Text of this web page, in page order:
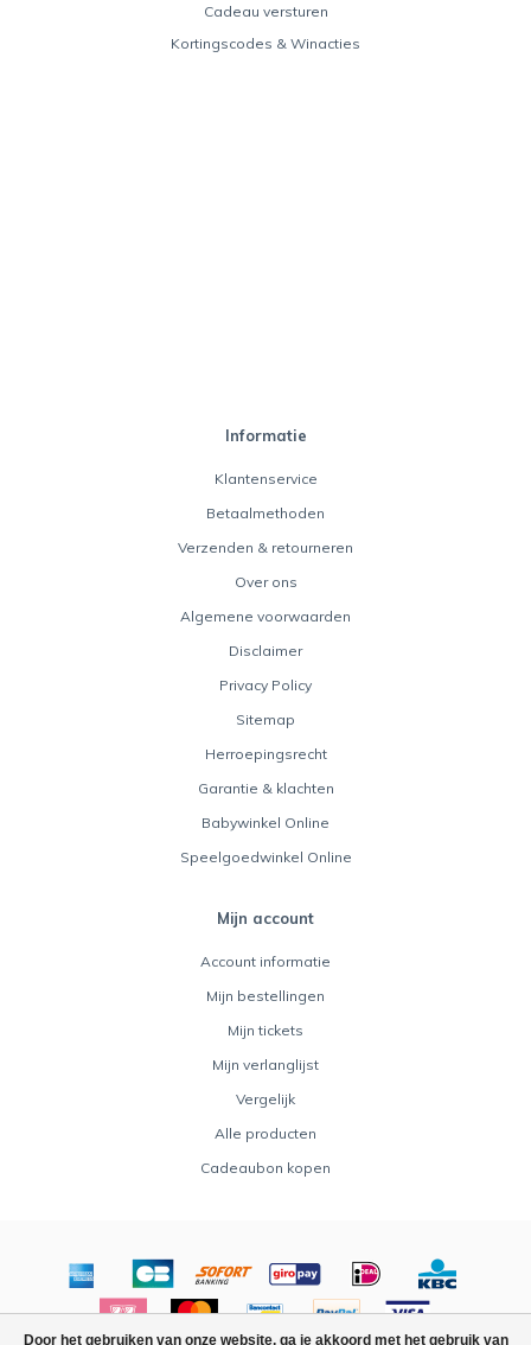
Door het gebruiken van onze website, ga je akkoord met het gebruik van
Cadeau versturen
Kortingscodes & Winacties
Informatie
Klantenservice
Betaalmethoden
Verzenden & retourneren
Over ons
Algemene voorwaarden
Disclaimer
Privacy Policy
Sitemap
Herroepingsrecht
Garantie & klachten
Babywinkel Online
Speelgoedwinkel Online
Mijn account
Account informatie
Mijn bestellingen
Mijn tickets
Mijn verlanglijst
Vergelijk
Alle producten
Cadeaubon kopen